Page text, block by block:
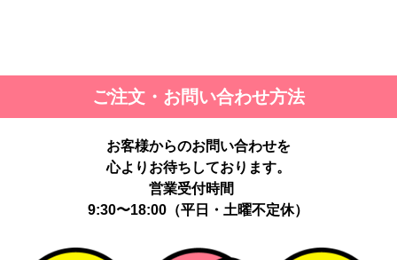
ご注文・お問い合わせ方法
お客様からのお問い合わせを
心よりお待ちしております。
営業受付時間
9:30〜18:00（平日・土曜不定休）